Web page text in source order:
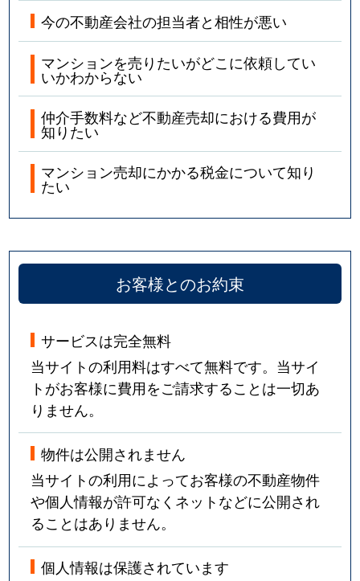
今の不動産会社の担当者と相性が悪い
マンションを売りたいがどこに依頼してい
いかわからない
仲介手数料など不動産売却における費用が
知りたい
マンション売却にかかる税金について知り
たい
お客様とのお約束
サービスは完全無料
当サイトの利用料はすべて無料です。当サイ
トがお客様に費用をご請求することは一切あ
りません。
物件は公開されません
当サイトの利用によってお客様の不動産物件
や個人情報が許可なくネットなどに公開され
ることはありません。
個人情報は保護されています